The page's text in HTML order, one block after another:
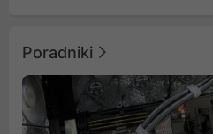
Poradniki